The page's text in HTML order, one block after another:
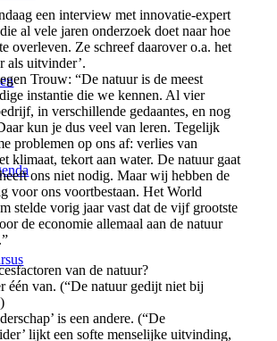
een interview met innovatie-expert
al vele jaren onderzoek doet naar hoe
overleven. Ze schreef daarover o.a. het
als uitvinder’.
Trouw: “De natuur is de meest
instantie die we kennen. Al vier
in verschillende gedaantes, en nog
kun je dus veel van leren. Tegelijk
problemen op ons af: verlies van
klimaat, tekort aan water. De natuur gaat
ons niet nodig. Maar wij hebben de
voor ons voortbestaan. Het World
stelde vorig jaar vast dat de vijf grootste
de economie allemaal aan de natuur
van de natuur?
één van. (“De natuur gedijt niet bij
is een andere. (“De
lijkt een softe menselijke uitvinding,